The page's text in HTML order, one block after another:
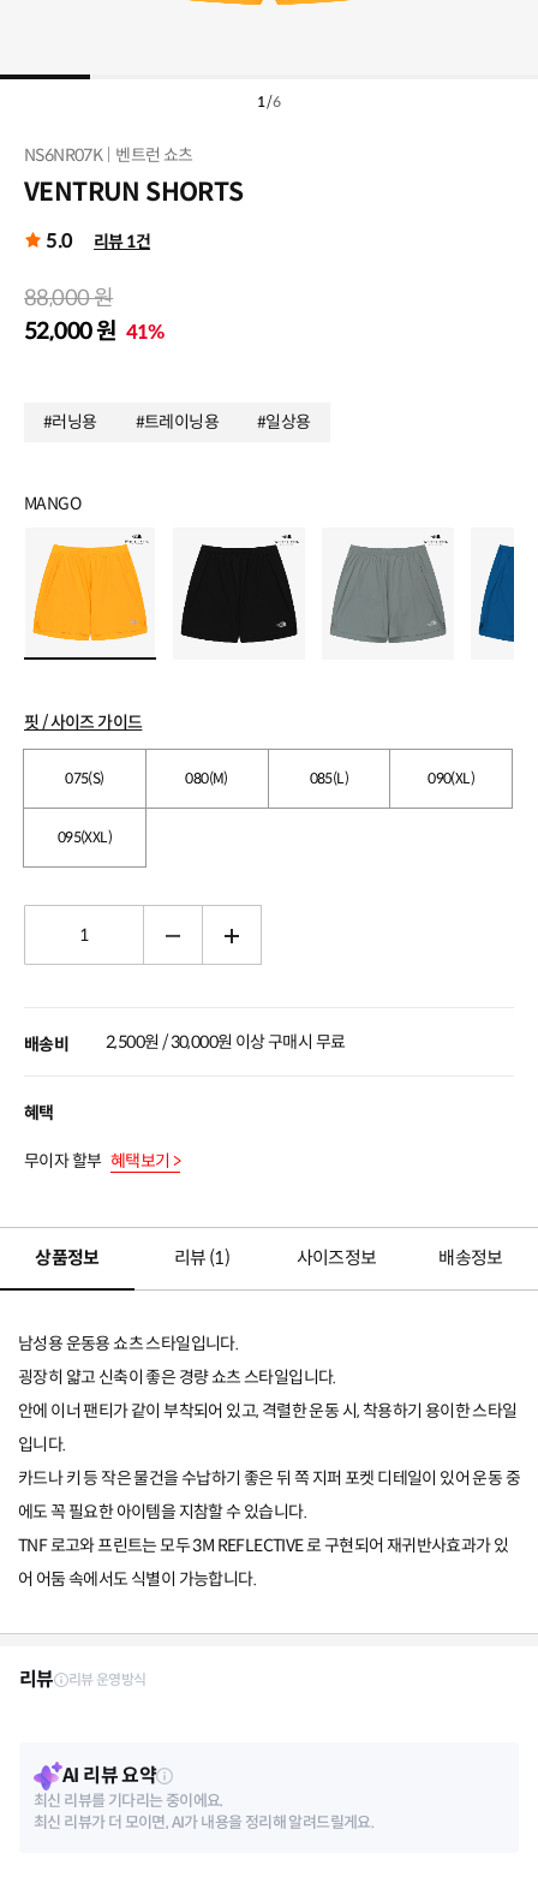
1/6
NS6NR07K 벤트런 쇼츠
VENTRUN SHORTS
5.0 리뷰 1건
#러닝용 #트레이닝용 #일상용
88,000 원
52,000 원 41%
MANGO
핏 / 사이즈 가이드
075(S) 080(M) 085(L) 090(XL)
095(XXL)
배송비 2,500원 / 30,000원 이상 구매시 무료
혜택
무이자 할부 혜택보기 >
상품정보 리뷰 (1) 사이즈정보 배송정보
남성용 운동용 쇼츠 스타일입니다.
굉장히 얇고 신축이 좋은 경량 쇼츠 스타일입니다.
안에 이너 팬티가 같이 부착되어 있고, 격렬한 운동 시, 착용하기 용이한 스타일
입니다.
카드나 키 등 작은 물건을 수납하기 좋은 뒤 쪽 지퍼 포켓 디테일이 있어 운동 중
에도 꼭 필요한 아이템을 지참할 수 있습니다.
TNF 로고와 프린트는 모두 3M REFLECTIVE 로 구현되어 재귀반사효과가 있
어 어둠 속에서도 식별이 가능합니다.